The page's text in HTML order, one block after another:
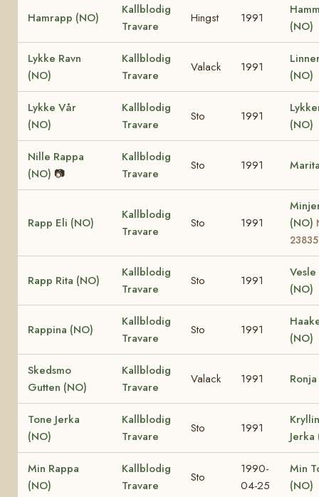
Hamrapp (NO)
Kallblodig
Travare
Hingst 1991
(NO)
Lykke Ravn
(NO)
Kallblodig
Travare
Valack 1991
(NO)
Lykke Vår
(NO)
Kallblodig
Travare
Sto 1991
(NO)
Nille Rappa
(NO) 📷
Kallblodig
Travare
Sto 1991
Rapp Eli (NO)
Kallblodig
Travare
Sto 1991
(NO)
23835
Rapp Rita (NO)
Kallblodig
Travare
Sto 1991
Vesle
(NO)
Rappina (NO)
Kallblodig
Travare
Sto 1991
(NO)
Skedsmo
Gutten (NO)
Kallblodig
Travare
Valack 1991
Tone Jerka
(NO)
Kallblodig
Travare
Sto 1991
Jerka
Min Rappa
(NO)
Kallblodig
Travare
Sto
1990-
04-25
Min
(NO)